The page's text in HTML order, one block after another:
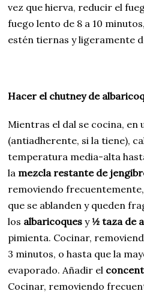
vez que hierva, reducir el
fuego lento de 8 a 10
estén tiernas y ligeramente
Hacer el chutney de
Mientras el dal se cocina, en
(antiadherente, si la tiene),
temperatura media-alta
la mezcla restante de
removiendo
que se ablanden y queden
los albaricoquesy½ taza de
pimienta. Cocinar,
3 minutos, o hasta que la
evaporado. Añadir el
Cocinar, removiendo